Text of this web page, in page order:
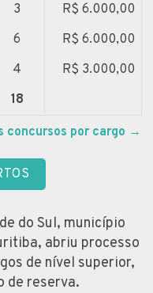
3
R$ 6.000,00
6
R$ 6.000,00
4
R$ 3.000,00
18
concursos por cargo →
do Sul, município
abriu processo
de nível superior,
de reserva.